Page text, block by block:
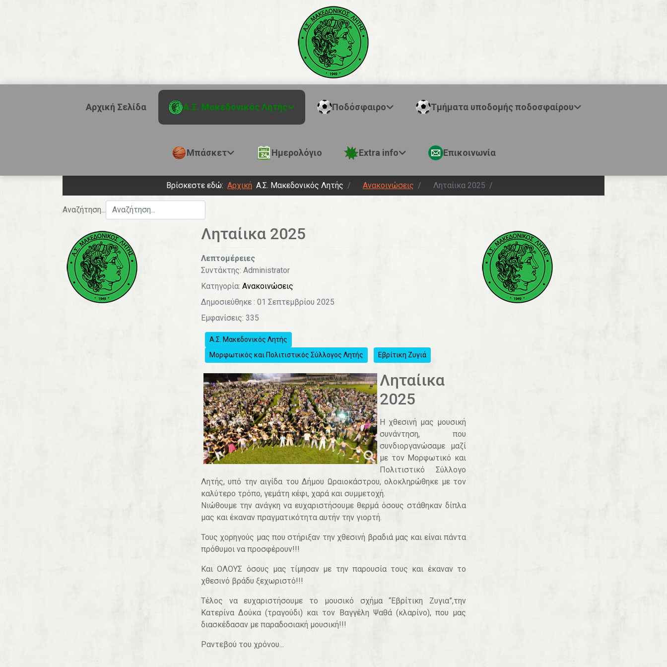
Αρχική Σελίδα Α.Σ. Μακεδονικός Λητής Ποδόσφαιρο Τμήματα υποδομής ποδοσφαίρου
Μπάσκετ Ημερολόγιο Extra info Επικοινωνία
Βρίσκεστε εδώ: Αρχική Α.Σ. Μακεδονικός Λητής Ανακοινώσεις Ληταίικα 2025
Αναζήτηση...
Ληταίικα 2025
Λεπτομέρειες
Συντάκτης: Administrator
Κατηγορία: Ανακοινώσεις
Δημοσιεύθηκε : 01 Σεπτεμβρίου 2025
Εμφανίσεις: 335
Α.Σ. Μακεδονικός Λητής
Μορφωτικός και Πολιτιστικός Σύλλογος Λητής
Εβρίτικη Ζυγιά
Ληταίικα
2025
Η χθεσινή μας μουσική
συνάντηση, που
συνδιοργανώσαμε μαζί
με τον Μορφωτικό και
Πολιτιστικό Σύλλογο
Λητής, υπό την αιγίδα του Δήμου Ωραιοκάστρου, ολοκληρώθηκε με τον
καλύτερο τρόπο, γεμάτη κέφι, χαρά και συμμετοχή.
Νιώθουμε την ανάγκη να ευχαριστήσουμε θερμά όσους στάθηκαν δίπλα
μας και έκαναν πραγματικότητα αυτήν την γιορτή.
Τους χορηγούς μας που στήριξαν την χθεσινή βραδιά μας και είναι πάντα
πρόθυμοι να προσφέρουν!!!
Και ΟΛΟΥΣ όσους μας τίμησαν με την παρουσία τους και έκαναν το
χθεσινό βράδυ ξεχωριστό!!!
Τέλος να ευχαριστήσουμε το μουσικό σχήμα “Εβρίτικη Ζυγια”,την
Κατερίνα Δούκα (τραγούδι) και τον Βαγγέλη Ψαθά (κλαρίνο), που μας
διασκέδασαν με παραδοσιακή μουσική!!!
Ραντεβού του χρόνου...